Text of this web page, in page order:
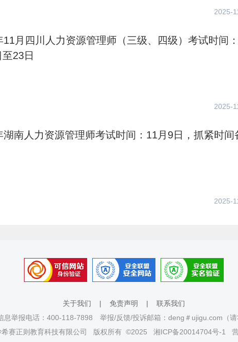
2025-
11月四川人力资源管理师（三级、四级）考试时间
23日
2025-
湖南人力资源管理师考试时间：11月9日，抓紧时间
2025-
关于我们 | 免责声明 | 联系我们
息举报电话：400-118-7898 举报/反馈/投诉邮箱：deng＃ujigu.com（请
赛正则教育科技有限公司
版权所有 ©2025 湘ICP备20014704号-1